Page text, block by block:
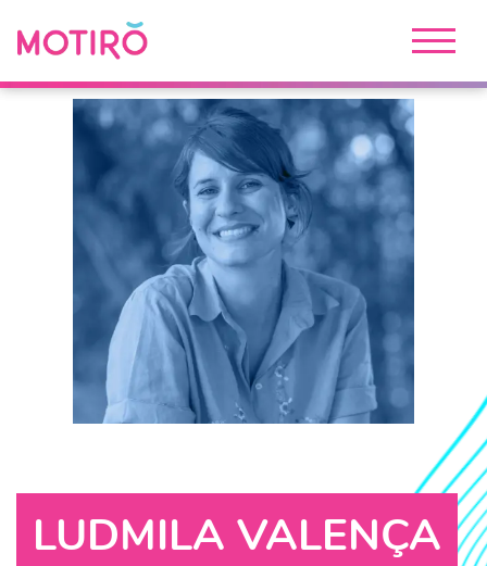
LUDMILA VALENÇA